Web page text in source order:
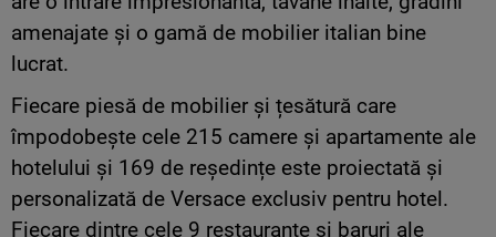
amenajate și o gamă de mobilier italian bine
lucrat.
Fiecare piesă de mobilier și țesătură care
împodobește cele 215 camere și apartamente ale
hotelului și 169 de reședințe este proiectată și
personalizată de Versace exclusiv pentru hotel.
Fiecare dintre cele 9 restaurante și baruri ale